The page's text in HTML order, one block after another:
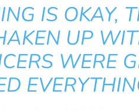
IS OKAY,
UP
WERE